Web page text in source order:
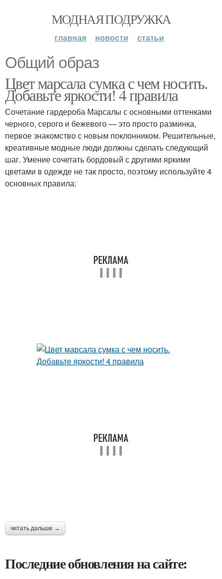
МОДНАЯ ПОДРУЖКА
главная новости статьи
Общий образ
Цвет марсала сумка с чем носить.
Добавьте яркости! 4 правила
Сочетание гардероба Марсалы с основными оттенками
черного, серого и бежевого — это просто разминка,
первое знакомство с новым поклонником. Решительные,
креативные модные люди должны сделать следующий
шаг. Умение сочетать бордовый с другими яркими
цветами в одежде не так просто, поэтому используйте 4
основных правила:
читать дальше →
Последние обновления на сайте: